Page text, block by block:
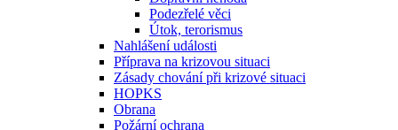
Podezřelé věci
Útok, terorismus
Nahlášení události
Příprava na krizovou situaci
Zásady chování při krizové situaci
HOPKS
Obrana
Požární ochrana